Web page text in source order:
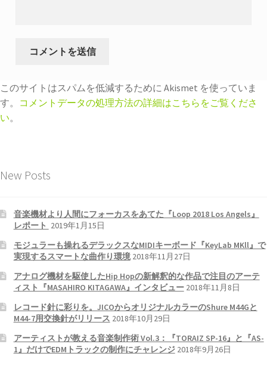
このサイトはスパムを低減するために Akismet を使っていま
す。 コメントデータの処理方法の詳細はこちらをご覧くださ
い。
New Posts
音楽機材より人間にフォーカスをあてた『Loop 2018 Los Angels』
レポート 2019年1月15日
モジュラーも操れるデラックスなMIDIキーボード『KeyLab MKll』で
実現するスマートな曲作り環境 2018年11月27日
アナログ機材を駆使したHip Hopの新解釈的な作品で注目のアーテ
ィスト『MASAHIRO KITAGAWA』インタビュー 2018年11月8日
レコード針に彩りを。JICOからオリジナルカラーのShure M44Gと
M44-7用交換針がリリース 2018年10月29日
アーティストが教える音楽制作術 Vol.3：『TORAIZ SP-16』と『AS-
1』だけでEDMトラックの制作にチャレンジ 2018年9月26日